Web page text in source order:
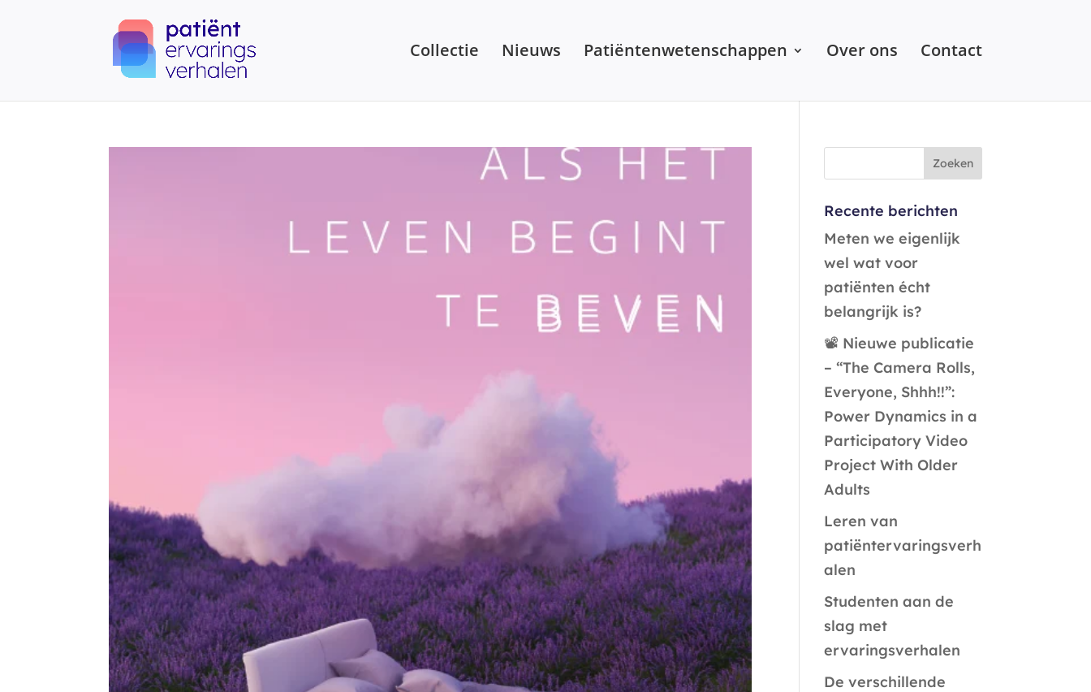
Collectie Nieuws Patiëntenwetenschappen Over ons Contact
Recente berichten
Meten we eigenlijk
wel wat voor
patiënten écht
belangrijk is?
📽️ Nieuwe publicatie
– “The Camera Rolls,
Everyone, Shhh!!”:
Power Dynamics in a
Participatory Video
Project With Older
Adults
Leren van
patiëntervaringsverh
alen
Studenten aan de
slag met
ervaringsverhalen
De verschillende